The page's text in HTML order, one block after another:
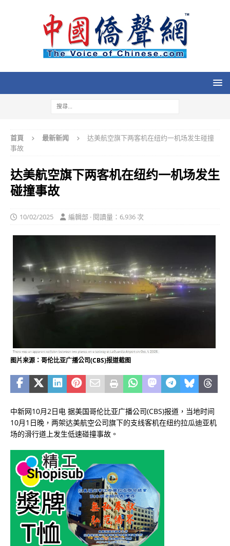
首頁 最新新闻
达美航空旗下两客机在纽约一机场发生碰撞
事故
达美航空旗下两客机在纽约一机场发生
碰撞事故
10/02/2025 編輯部 · 閱讀量：6,936 次
图片来源：哥伦比亚广播公司(CBS)报道截图
中新网10月2日电 据美国哥伦比亚广播公司(CBS)报道，当地时间
10月1日晚，两架达美航空公司旗下的支线客机在纽约拉瓜迪亚机
场的滑行道上发生低速碰撞事故。